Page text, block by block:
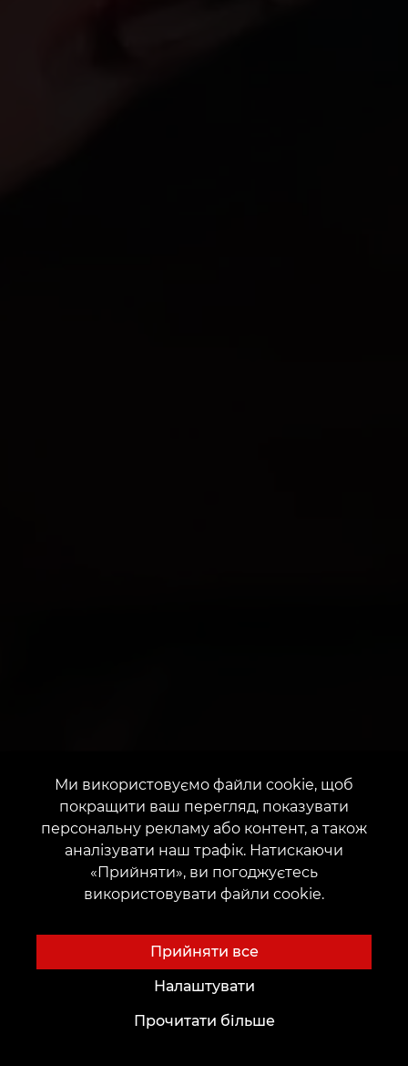
Ми використовуємо файли cookie, щоб
покращити ваш перегляд, показувати
персональну рекламу або контент, а також
аналізувати наш трафік. Натискаючи
«Прийняти», ви погоджуєтесь
використовувати файли cookie.
Прийняти все
Налаштувати
Прочитати більше